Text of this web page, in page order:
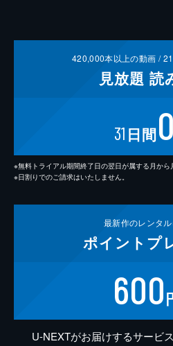
420,000本以上の動画 /
見放題 読
31 日間0
※無料トライアル期間終了日の翌日が属する月から
※日割りでのご請求はいたしません。
最新作のレンタ
ポイント プ
600
U-NEXTがお届けするサービ